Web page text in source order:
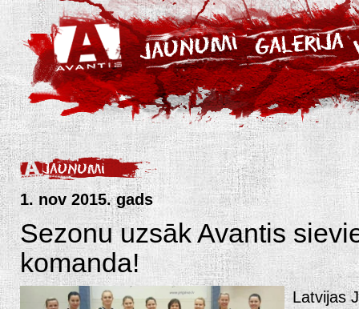
1. nov 2015. gads
Sezonu uzsāk Avantis
komanda!
Latvijas